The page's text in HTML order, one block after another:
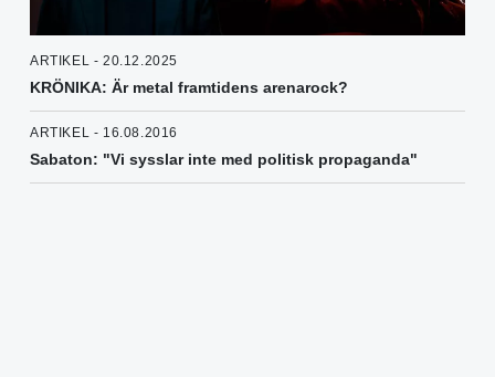
ARTIKEL - 20.12.2025
KRÖNIKA: Är metal framtidens arenarock?
ARTIKEL - 16.08.2016
Sabaton: "Vi sysslar inte med politisk propaganda"